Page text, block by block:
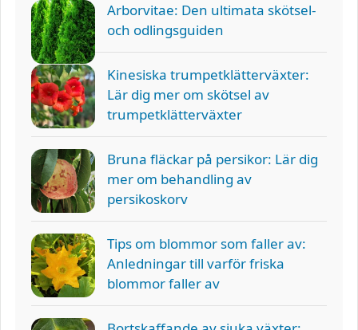
Arborvitae: Den ultimata skötsel-
och odlingsguiden
Kinesiska trumpetklätterväxter:
Lär dig mer om skötsel av
trumpetklätterväxter
Bruna fläckar på persikor: Lär dig
mer om behandling av
persikoskorv
Tips om blommor som faller av:
Anledningar till varför friska
blommor faller av